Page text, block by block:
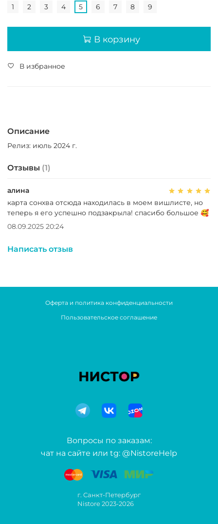
1 2 3 4 5 6 7 8 9
В корзину
В избранное
Описание
Релиз: июль 2024 г.
Отзывы (1)
алина
карта сонхва отсюда находилась в моем вишлисте, но
теперь я его успешно подзакрыла! спасибо большое 🥰
08.09.2025 20:24
Написать отзыв
Оферта и политика конфиденциальности
Пользовательское соглашение
Вопросы по заказам:
чат на сайте или tg: @NistoreHelp
г. Санкт-Петербург
Nistore 2023-2026